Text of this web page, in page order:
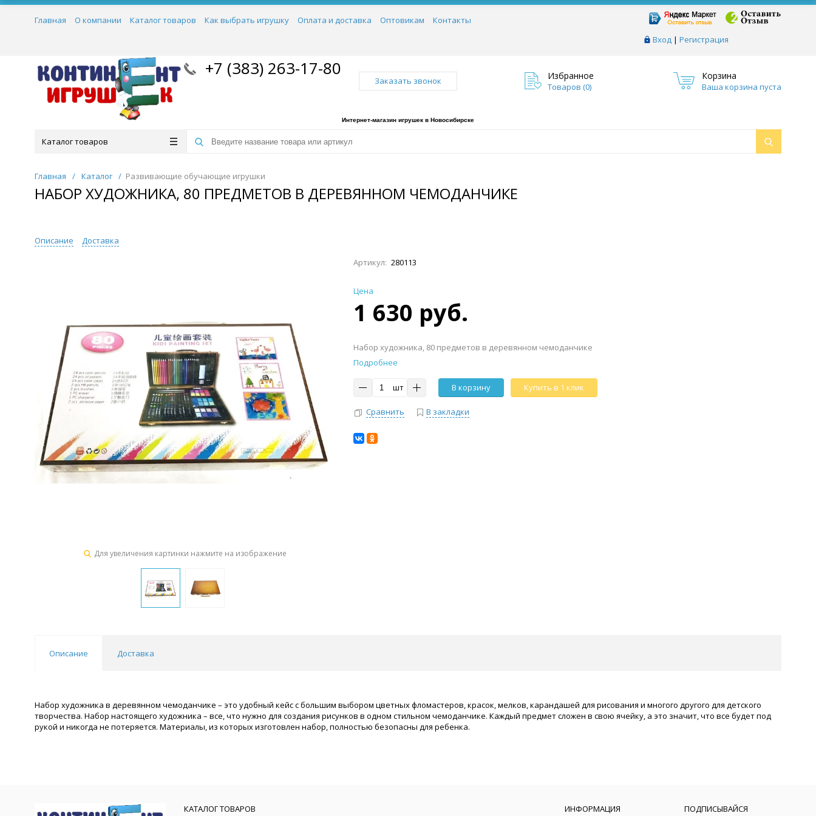
Вход | Регистрация
Главная О компании Каталог товаров Как выбрать игрушку Оплата и доставка Оптовикам Контакты
+7 (383) 263-17-80
Заказать звонок Избранное
Товаров (0)
Корзина
Ваша корзина пуста
Интернет-магазин игрушек в Новосибирске
Каталог товаров
Главная / Каталог / Развивающие обучающие игрушки
НАБОР ХУДОЖНИКА, 80 ПРЕДМЕТОВ В ДЕРЕВЯННОМ ЧЕМОДАНЧИКЕ
Описание Доставка
Для увеличения картинки нажмите на изображение
Артикул: 280113
Цена
1 630 руб.
Набор художника, 80 предметов в деревянном чемоданчике
Подробнее
шт В корзину Купить в 1 клик
Сравнить В закладки
Описание Доставка
Набор художника в деревянном чемоданчике – это удобный кейс с большим выбором цветных фломастеров, красок, мелков, карандашей для рисования и многого другого для детского
творчества. Набор настоящего художника – все, что нужно для создания рисунков в одном стильном чемоданчике. Каждый предмет сложен в свою ячейку, а это значит, что все будет под
рукой и никогда не потеряется. Материалы, из которых изготовлен набор, полностью безопасны для ребенка.
КАТАЛОГ ТОВАРОВ ИНФОРМАЦИЯ ПОДПИСЫВАЙСЯ